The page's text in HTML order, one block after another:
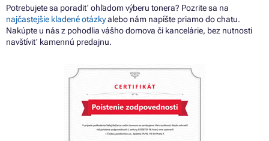
Potrebujete sa poradiť ohľadom výberu tonera? Pozrite sa na
najčastejšie kladené otázkyalebo nám napíšte priamo do chatu.
Nakúpte u nás z pohodlia vášho domova či kancelárie, bez nutnosti
navštíviť kamennú predajnu.